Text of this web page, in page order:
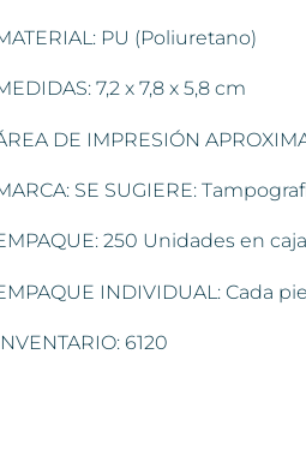
PU (Poliuretano)
7,2 x 7,8 x 5,8 cm
DE IMPRESIÓN
SE SUGIERE:
250 Unidades en
INDIVIDUAL: Cada
6120